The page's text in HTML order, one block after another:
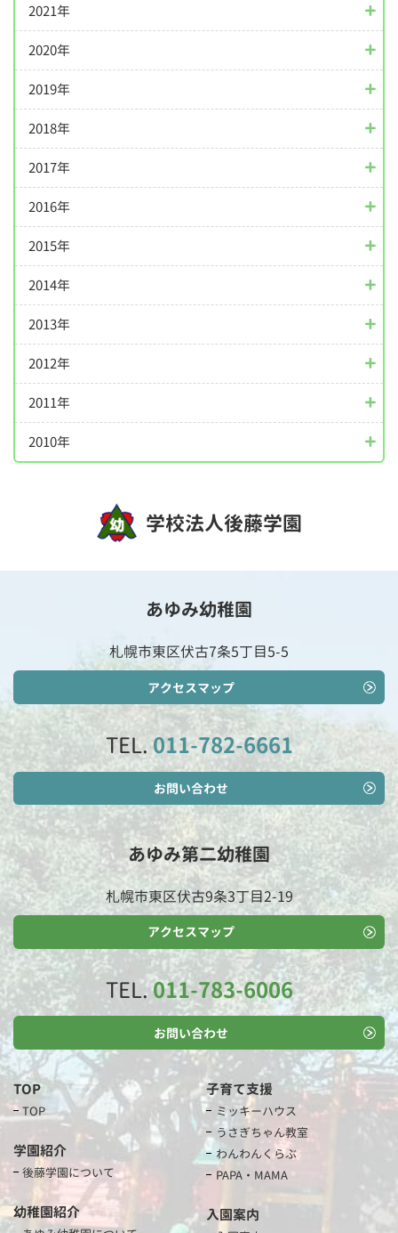
2021年
2020年
2019年
2018年
2017年
2016年
2015年
2014年
2013年
2012年
2011年
2010年
学校法人後藤学園
あゆみ幼稚園
札幌市東区伏古7条5丁目5-5
アクセスマップ
TEL.011-782-6661
お問い合わせ
あゆみ第二幼稚園
札幌市東区伏古9条3丁目2-19
アクセスマップ
TEL.011-783-6006
お問い合わせ
TOP
TOP
学園紹介
後藤学園について
幼稚園紹介
子育て支援
ミッキーハウス
うさぎちゃん教室
わんわんくらぶ
PAPA・MAMA
入園案内